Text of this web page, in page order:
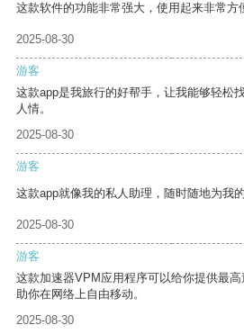
这款软件的功能非常强大，使用起来非常方
2025-08-30
游客
这款app是我旅行的好帮手，让我能够轻松
人情。
2025-08-30
游客
这款app就像我的私人助理，随时随地为我
2025-08-30
游客
这款加速器VPM应用程序可以给你提供最
助你在网络上自由移动。
2025-08-30